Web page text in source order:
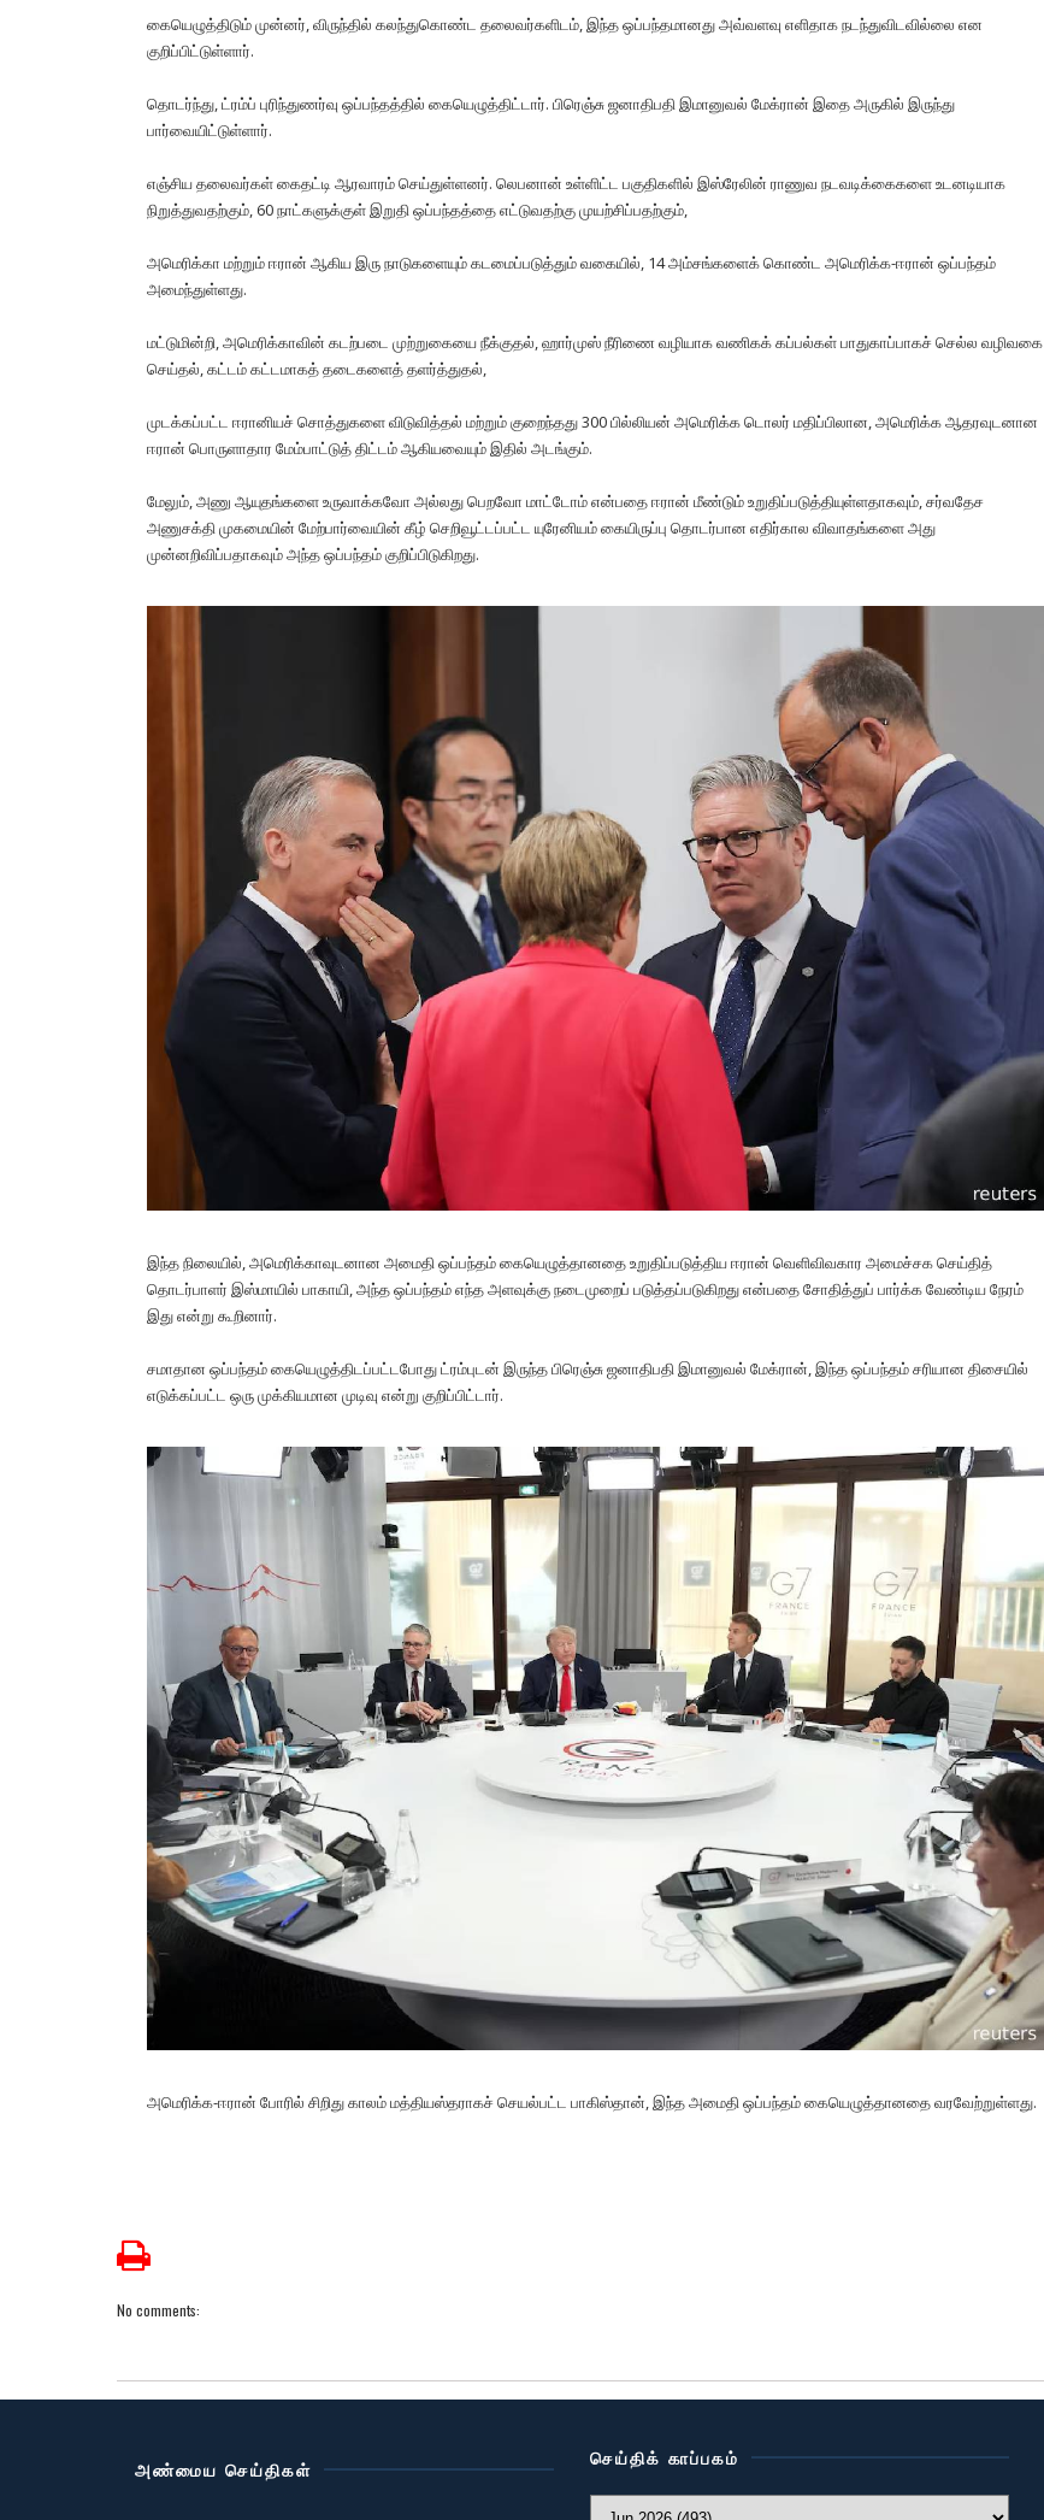
கையெழுத்திடும் முன்னர், விருந்தில் கலந்துகொண்ட தலைவர்களிடம், இந்த ஒப்பந்தமானது அவ்வளவு எளிதாக நடந்துவிடவில்லை என
குறிப்பிட்டுள்ளார்.
தொடர்ந்து, ட்ரம்ப் புரிந்துணர்வு ஒப்பந்தத்தில் கையெழுத்திட்டார். பிரெஞ்சு ஜனாதிபதி இமானுவல் மேக்ரான் இதை அருகில் இருந்து
பார்வையிட்டுள்ளார்.
எஞ்சிய தலைவர்கள் கைதட்டி ஆரவாரம் செய்துள்ளனர். லெபனான் உள்ளிட்ட பகுதிகளில் இஸ்ரேலின் ராணுவ நடவடிக்கைகளை உடனடியாக
நிறுத்துவதற்கும், 60 நாட்களுக்குள் இறுதி ஒப்பந்தத்தை எட்டுவதற்கு முயற்சிப்பதற்கும்,
அமெரிக்கா மற்றும் ஈரான் ஆகிய இரு நாடுகளையும் கடமைப்படுத்தும் வகையில், 14 அம்சங்களைக் கொண்ட அமெரிக்க-ஈரான் ஒப்பந்தம்
அமைந்துள்ளது.
மட்டுமின்றி, அமெரிக்காவின் கடற்படை முற்றுகையை நீக்குதல், ஹார்முஸ் நீரிணை வழியாக வணிகக் கப்பல்கள் பாதுகாப்பாகச் செல்ல வழிவகை
செய்தல், கட்டம் கட்டமாகத் தடைகளைத் தளர்த்துதல்,
முடக்கப்பட்ட ஈரானியச் சொத்துகளை விடுவித்தல் மற்றும் குறைந்தது 300 பில்லியன் அமெரிக்க டொலர் மதிப்பிலான, அமெரிக்க ஆதரவுடனான
ஈரான் பொருளாதார மேம்பாட்டுத் திட்டம் ஆகியவையும் இதில் அடங்கும்.
மேலும், அணு ஆயுதங்களை உருவாக்கவோ அல்லது பெறவோ மாட்டோம் என்பதை ஈரான் மீண்டும் உறுதிப்படுத்தியுள்ளதாகவும், சர்வதேச
அணுசக்தி முகமையின் மேற்பார்வையின் கீழ் செறிவூட்டப்பட்ட யுரேனியம் கையிருப்பு தொடர்பான எதிர்கால விவாதங்களை அது
முன்னறிவிப்பதாகவும் அந்த ஒப்பந்தம் குறிப்பிடுகிறது.
இந்த நிலையில், அமெரிக்காவுடனான அமைதி ஒப்பந்தம் கையெழுத்தானதை உறுதிப்படுத்திய ஈரான் வெளிவிவகார அமைச்சக செய்தித்
தொடர்பாளர் இஸ்மாயில் பாகாயி, அந்த ஒப்பந்தம் எந்த அளவுக்கு நடைமுறைப் படுத்தப்படுகிறது என்பதை சோதித்துப் பார்க்க வேண்டிய நேரம்
இது என்று கூறினார்.
சமாதான ஒப்பந்தம் கையெழுத்திடப்பட்டபோது ட்ரம்புடன் இருந்த பிரெஞ்சு ஜனாதிபதி இமானுவல் மேக்ரான், இந்த ஒப்பந்தம் சரியான திசையில்
எடுக்கப்பட்ட ஒரு முக்கியமான முடிவு என்று குறிப்பிட்டார்.
அமெரிக்க-ஈரான் போரில் சிறிது காலம் மத்தியஸ்தராகச் செயல்பட்ட பாகிஸ்தான், இந்த அமைதி ஒப்பந்தம் கையெழுத்தானதை வரவேற்றுள்ளது.
No comments:
அண்மைய செய்திகள் செய்திக் காப்பகம்